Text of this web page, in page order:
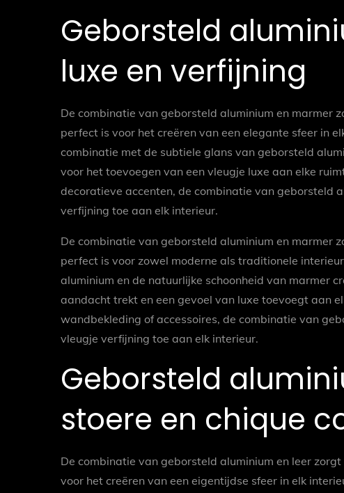
Geborsteld
luxe en verfijning
De combinatie van geborsteld aluminium en marmer
perfect is voor het creëren van een elegante sfeer in
combinatie met de subtiele glans van geborsteld
voor het toevoegen van een vleugje luxe aan elke
decoratieve accenten, de combinatie van geborsteld
verfijning toe aan elk interieur.
De combinatie van geborsteld aluminium en marmer
perfect is voor zowel moderne als traditionele
aluminium en de natuurlijke schoonheid van marmer
aandacht trekt en een gevoel van luxe toevoegt aan
wandbekleding of accessoires, de combinatie van
vleugje verfijning toe aan elk interieur.
Geborsteld
stoere en chique
De combinatie van geborsteld aluminium en leer
voor het creëren van een eigentijdse sfeer in elk